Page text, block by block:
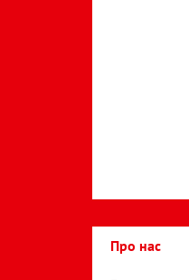
Про нас